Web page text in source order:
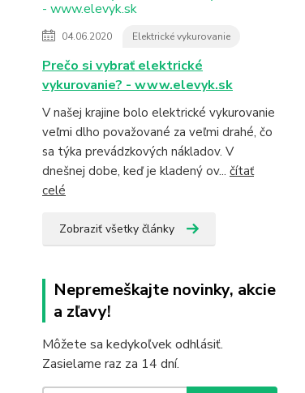
04.06.2020 Elektrické vykurovanie
Prečo si vybrať elektrické
vykurovanie? - www.elevyk.sk
V našej krajine bolo elektrické vykurovanie
veľmi dlho považované za veľmi drahé, čo
sa týka prevádzkových nákladov. V
dnešnej dobe, keď je kladený ov... čítať
celé
Zobraziť všetky články
Nepremeškajte novinky, akcie
a zľavy!
Môžete sa kedykoľvek odhlásiť.
Zasielame raz za 14 dní.